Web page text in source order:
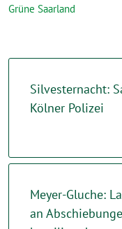
Grüne Saarland
Silvesternacht:
Kölner Polizei
Meyer-Gluche:
an